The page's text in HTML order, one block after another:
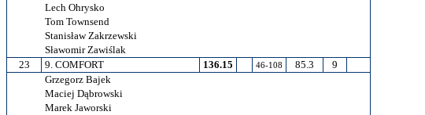
Lech Ohrysko
Tom Townsend
Stanisław Zakrzewski
Sławomir Zawiślak
23
9. COMFORT 136.15 46-108 85.3
9
Grzegorz Bajek
Maciej Dąbrowski
Marek Jaworski